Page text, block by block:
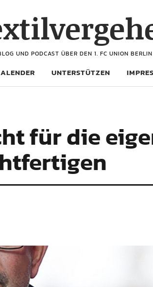
UND PODCAST ÜBER DEN 1. FC UNION BERLIN
UNTERSTÜTZEN
für die